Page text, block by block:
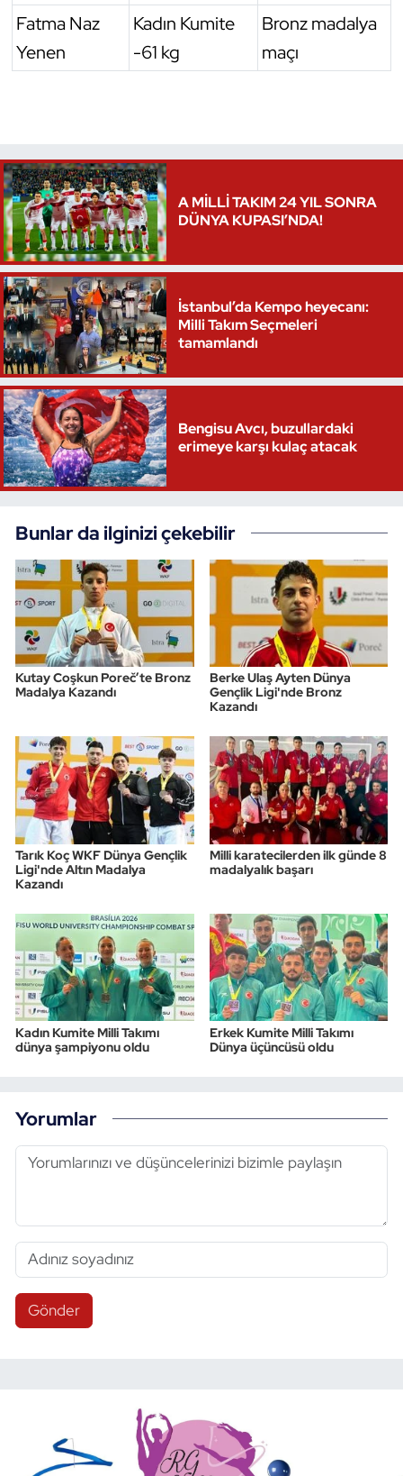
Fatma Naz
Yenen
Kadın Kumite
-61 kg
Bronz madalya
maçı
A MİLLİ TAKIM 24 YIL SONRA
DÜNYA KUPASI’NDA!
İstanbul’da Kempo heyecanı:
Milli Takım Seçmeleri
tamamlandı
Bengisu Avcı, buzullardaki
erimeye karşı kulaç atacak
Bunlar da ilginizi çekebilir
Kutay Coşkun Poreč’te Bronz
Madalya Kazandı
Berke Ulaş Ayten Dünya
Gençlik Ligi'nde Bronz
Kazandı
Tarık Koç WKF Dünya Gençlik
Ligi'nde Altın Madalya
Kazandı
Milli karatecilerden ilk günde 8
madalyalık başarı
Kadın Kumite Milli Takımı
dünya şampiyonu oldu
Erkek Kumite Milli Takımı
Dünya üçüncüsü oldu
Yorumlar
Gönder
Triatlon
Wushu Kungfu
Yelken
Yüzme